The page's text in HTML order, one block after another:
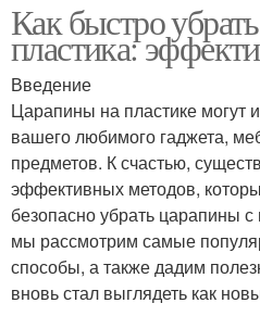
Как быстро
пластика:
Введение
Царапины на пластике могут
вашего любимого гаджета,
предметов. К счастью,
эффективных методов,
безопасно убрать царапины с
мы рассмотрим самые
способы, а также дадим
вновь стал выглядеть как